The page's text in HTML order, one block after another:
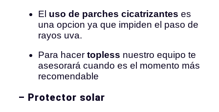
El uso de parches cicatrizantes es
una opcion ya que impiden el paso de
rayos uva.
Para hacer topless nuestro equipo te
asesorará cuando es el momento más
recomendable
– Protector solar